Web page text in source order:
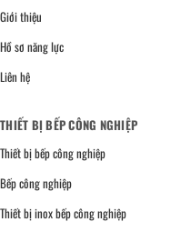
Giới thiệu
Hồ sơ năng lực
Liên hệ
THIẾT BỊ BẾP CÔNG NGHIỆP
Thiết bị bếp công nghiệp
Bếp công nghiệp
Thiết bị inox bếp công nghiệp